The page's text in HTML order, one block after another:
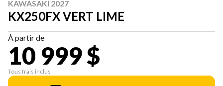
KAWASAKI 2027
KX250FX VERT LIME
À partir de
10 999 $
Tous frais inclus